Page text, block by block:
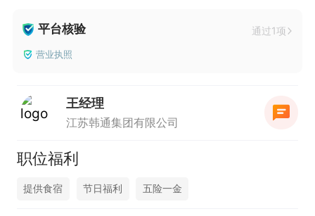
平台核验 通过1项
营业执照
王经理
江苏韩通集团有限公司
职位福利
提供食宿 节日福利 五险一金